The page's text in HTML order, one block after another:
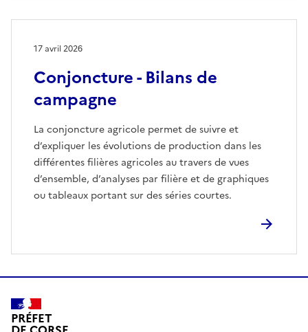
Conjoncture - Bilans de
campagne
17 avril 2026
La conjoncture agricole permet de suivre et
d’expliquer les évolutions de production dans les
différentes filières agricoles au travers de vues
d’ensemble, d’analyses par filière et de graphiques
ou tableaux portant sur des séries courtes.
PRÉFET